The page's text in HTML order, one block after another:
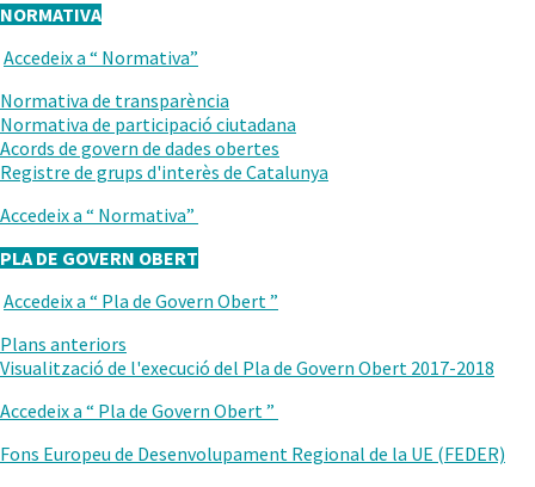
NORMATIVA
TORNAR
AL
NIVELL
ANTERIOR
Accedeix a “ Normativa”
Normativa de transparència
Normativa de participació ciutadana
Acords de govern de dades obertes
Registre de grups d'interès de Catalunya
Accedeix a “ Normativa”
PLA DE GOVERN OBERT
TORNAR
AL
NIVELL
ANTERIOR
Accedeix a “ Pla de Govern Obert ”
Plans anteriors
Visualització de l'execució del Pla de Govern Obert 2017-2018
Accedeix a “ Pla de Govern Obert ”
Fons Europeu de Desenvolupament Regional de la UE (FEDER)